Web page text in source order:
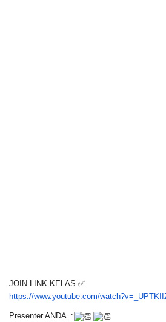
JOIN LINK KELAS ✅
https://www.youtube.com/watch?
Presenter ANDA :